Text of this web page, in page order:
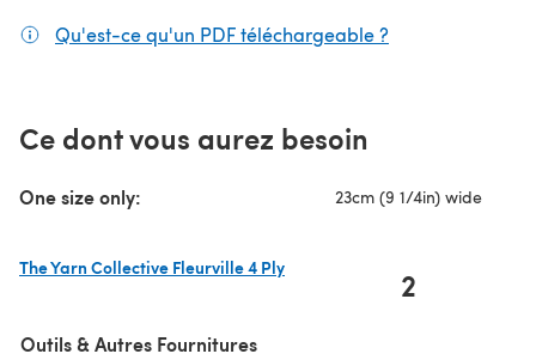
Qu'est-ce qu'un PDF téléchargeable ?
Ce dont vous aurez besoin
One size only: 23cm (9 1/4in) wide
The Yarn Collective Fleurville 4 Ply
2
Outils & Autres Fournitures